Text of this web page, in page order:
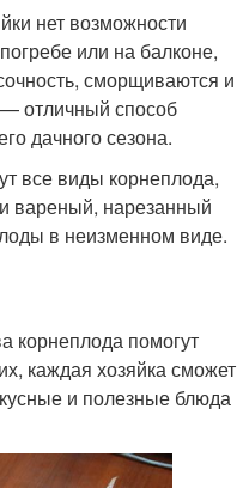
нет возможности
или на балконе,
сморщиваются и
отличный способ
дачного сезона.
все виды корнеплода,
вареный, нарезанный
в неизменном виде.
корнеплода помогут
каждая хозяйка сможет
и полезные блюда